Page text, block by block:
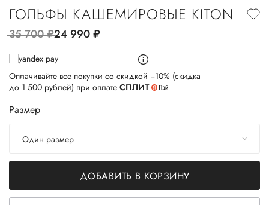
ГОЛЬФЫ КАШЕМИРОВЫЕ KITON
35 700руб.24 990руб.
Оплачивайте все покупки со скидкой −10% (скидка
до 1 500 рублей) при оплате СПЛИТ
Размер
Один размер
ДОБАВИТЬ В КОРЗИНУ